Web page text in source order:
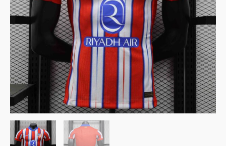
Equipación
Versión
Jugador
cantidad